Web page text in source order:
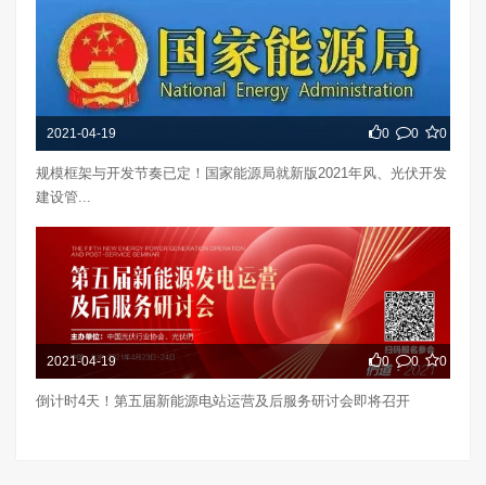
2021-04-19 0 0 0
规模框架与开发节奏已定！国家能源局就新版2021年风、光伏开发
建设管...
2021-04-19 0 0 0
倒计时4天！第五届新能源电站运营及后服务研讨会即将召开